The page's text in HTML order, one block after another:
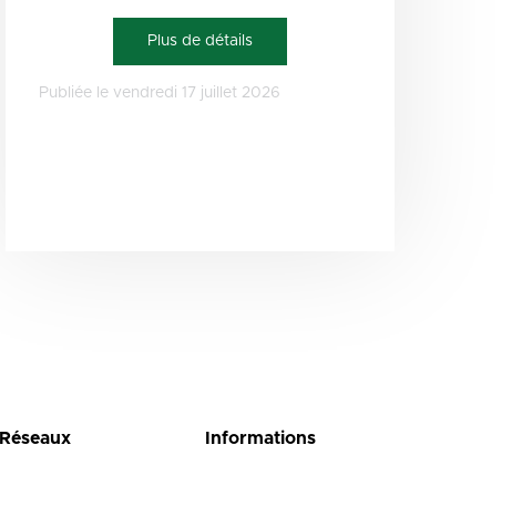
Plus de détails
Publiée le vendredi 17 juillet 2026
Réseaux Informations